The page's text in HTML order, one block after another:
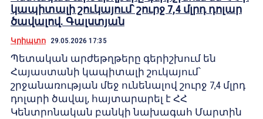
կապիտալի շուկայում՝ շուրջ 7,4 մլրդ դոլար
ծավալով. Գալստյան
Կրիպտո 29.05.2026 17:35
Պետական արժեթղթերը գերիշխում են
Հայաստանի կապիտալի շուկայում՝
շրջանառության մեջ ունենալով շուրջ 7,4 մլրդ
դոլարի ծավալ, հայտարարել է ՀՀ
Կենտրոնական բանկի նախագահ Մարտին